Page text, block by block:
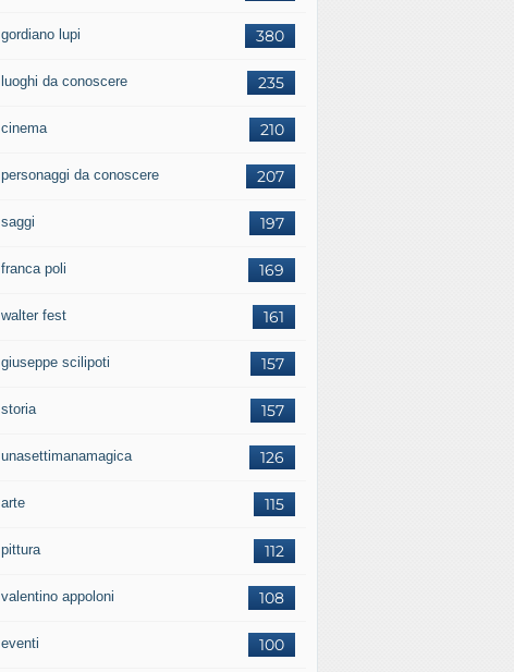
380
gordiano lupi
235
luoghi da conoscere
210
cinema
207
personaggi da conoscere
197
saggi
169
franca poli
161
walter fest
157
giuseppe scilipoti
157
storia
126
unasettimanamagica
115
arte
112
pittura
108
valentino appoloni
100
eventi